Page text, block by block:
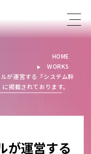
HOME
▶︎ WORKS
が運営する 『システム幹
に掲載されております。
が運営する